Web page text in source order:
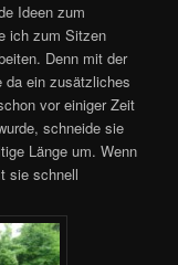
Ideen zum
ich zum Sitzen
Denn mit der
da ein zusätzliches
vor einiger Zeit
schneide sie
Länge um. Wenn
sie schnell